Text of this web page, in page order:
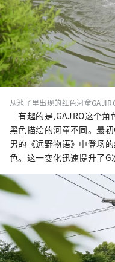
从池子里出现的红色河童
有趣的是,GAJRO这个角
黑色描绘的河童不同。最
男的《远野物语》中登场
色。这一变化迅速提升了G